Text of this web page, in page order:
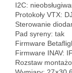
I2C:
Protokoły VTX:
Sterowanie
Pad syreny: tak
Firmware
Firmware INAV:
Rozstaw